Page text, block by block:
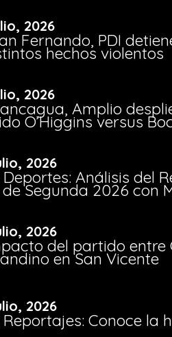
2026
Fernando, PDI
hechos violentos
2026
Amplio
O’Higgins versus
2026
Deportes: Análisis del
Segunda 2026 con
2026
del partido entre
en San Vicente
2026
Reportajes: Conoce la